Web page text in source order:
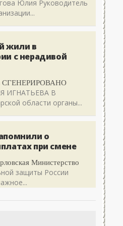
Юлия Руководитель
жили в
с нерадивой
ИГНАТЬЕВА В
области органы...
о
при смене
Министерство
защиты России